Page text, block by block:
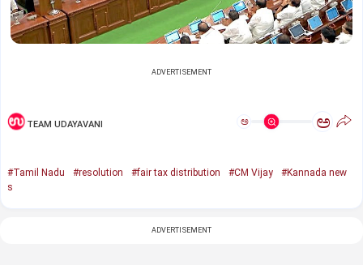
ADVERTISEMENT
TEAM UDAYAVANI ಅ ಅ
#Tamil Nadu #resolution #fair tax distribution #CM Vijay
#Kannada new
s
ADVERTISEMENT